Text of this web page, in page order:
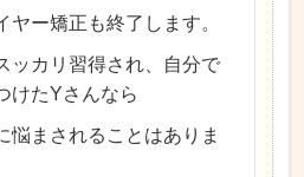
ヤー矯正も終了します。
ッカリ習得され、自分で
けたYさんなら
悩まされることはありま